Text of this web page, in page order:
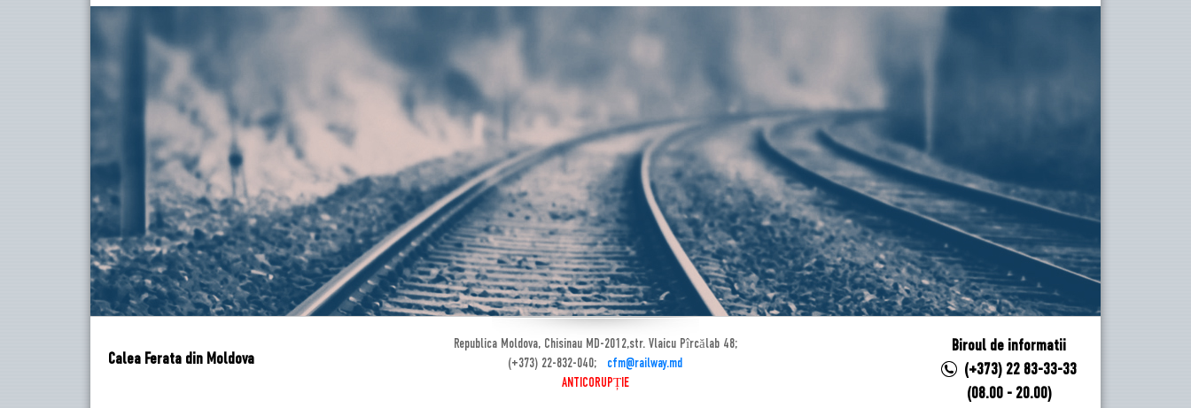
Calea Ferata din Moldova
Republica Moldova, Chisinau MD-2012,str. Vlaicu Pîrcălab 48;
(+373) 22-832-040; cfm@railway.md
ANTICORUPȚIE
Biroul de informatii
(+373) 22 83-33-33
(08.00 - 20.00)